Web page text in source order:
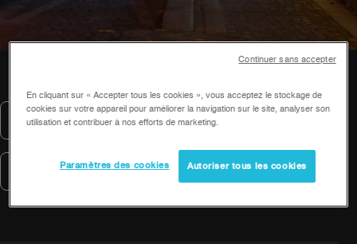
En cliquant sur « Accepter tous les cookies », vous acceptez le stockage de
cookies sur votre appareil pour améliorer la navigation sur le site, analyser son
utilisation et contribuer à nos efforts de marketing.
Paramètres des cookies Autoriser tous les cookies
Continuer sans accepter